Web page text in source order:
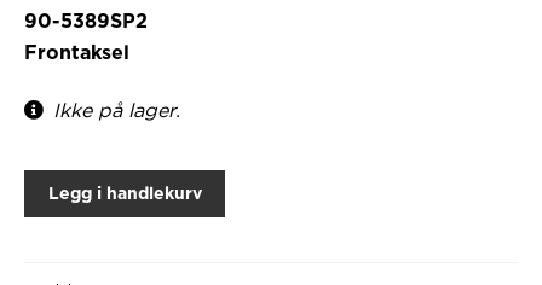
90-5389SP2
Frontaksel
Ikke på lager.
Legg i handlekurv